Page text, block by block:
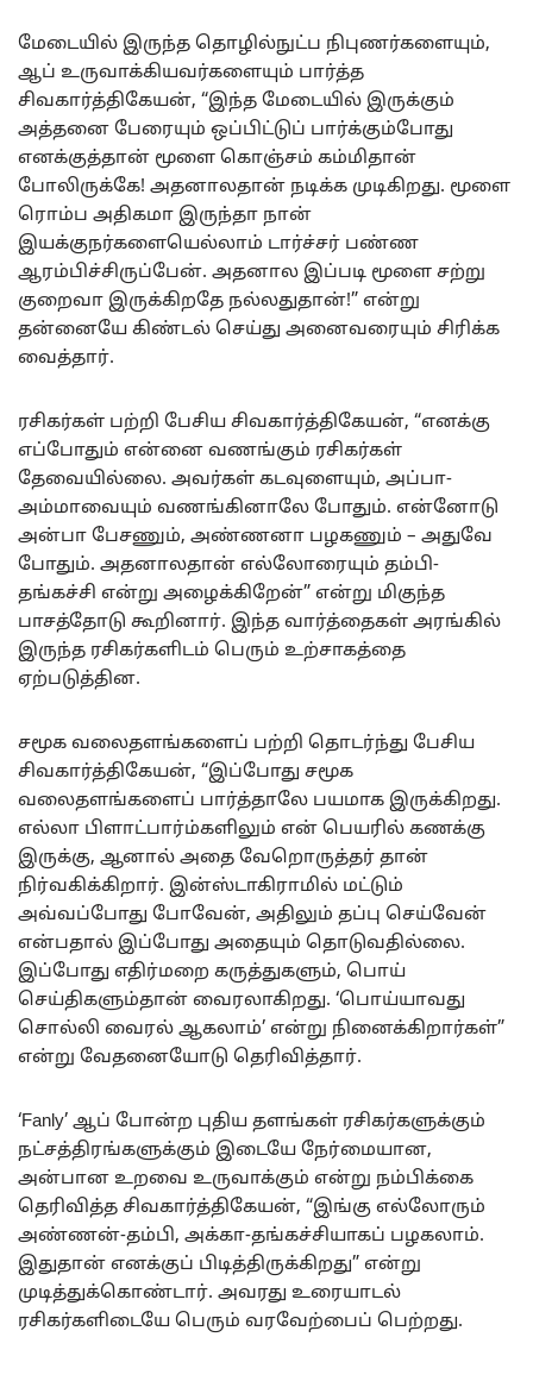
மேடையில் இருந்த தொழில்நுட்ப நிபுணர்களையும்,
ஆப் உருவாக்கியவர்களையும் பார்த்த
சிவகார்த்திகேயன், “இந்த மேடையில் இருக்கும்
அத்தனை பேரையும் ஒப்பிட்டுப் பார்க்கும்போது
எனக்குத்தான் மூளை கொஞ்சம் கம்மிதான்
போலிருக்கே! அதனாலதான் நடிக்க முடிகிறது. மூளை
ரொம்ப அதிகமா இருந்தா நான்
இயக்குநர்களையெல்லாம் டார்ச்சர் பண்ண
ஆரம்பிச்சிருப்பேன். அதனால இப்படி மூளை சற்று
குறைவா இருக்கிறதே நல்லதுதான்!” என்று
தன்னையே கிண்டல் செய்து அனைவரையும் சிரிக்க
வைத்தார்.
ரசிகர்கள் பற்றி பேசிய சிவகார்த்திகேயன், “எனக்கு
எப்போதும் என்னை வணங்கும் ரசிகர்கள்
தேவையில்லை. அவர்கள் கடவுளையும், அப்பா-
அம்மாவையும் வணங்கினாலே போதும். என்னோடு
அன்பா பேசணும், அண்ணனா பழகணும் – அதுவே
போதும். அதனாலதான் எல்லோரையும் தம்பி-
தங்கச்சி என்று அழைக்கிறேன்” என்று மிகுந்த
பாசத்தோடு கூறினார். இந்த வார்த்தைகள் அரங்கில்
இருந்த ரசிகர்களிடம் பெரும் உற்சாகத்தை
ஏற்படுத்தின.
சமூக வலைதளங்களைப் பற்றி தொடர்ந்து பேசிய
சிவகார்த்திகேயன், “இப்போது சமூக
வலைதளங்களைப் பார்த்தாலே பயமாக இருக்கிறது.
எல்லா பிளாட்பார்ம்களிலும் என் பெயரில் கணக்கு
இருக்கு, ஆனால் அதை வேறொருத்தர் தான்
நிர்வகிக்கிறார். இன்ஸ்டாகிராமில் மட்டும்
அவ்வப்போது போவேன், அதிலும் தப்பு செய்வேன்
என்பதால் இப்போது அதையும் தொடுவதில்லை.
இப்போது எதிர்மறை கருத்துகளும், பொய்
செய்திகளும்தான் வைரலாகிறது. ‘பொய்யாவது
சொல்லி வைரல் ஆகலாம்’ என்று நினைக்கிறார்கள்”
என்று வேதனையோடு தெரிவித்தார்.
‘Fanly’ ஆப் போன்ற புதிய தளங்கள் ரசிகர்களுக்கும்
நட்சத்திரங்களுக்கும் இடையே நேர்மையான,
அன்பான உறவை உருவாக்கும் என்று நம்பிக்கை
தெரிவித்த சிவகார்த்திகேயன், “இங்கு எல்லோரும்
அண்ணன்-தம்பி, அக்கா-தங்கச்சியாகப் பழகலாம்.
இதுதான் எனக்குப் பிடித்திருக்கிறது” என்று
முடித்துக்கொண்டார். அவரது உரையாடல்
ரசிகர்களிடையே பெரும் வரவேற்பைப் பெற்றது.